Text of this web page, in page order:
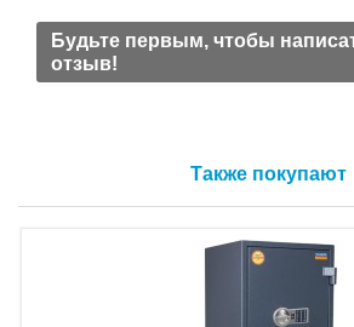
Будьте первым, чтобы
отзыв!
Также покупают